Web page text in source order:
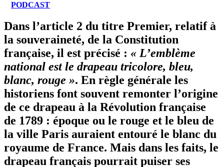
PODCAST
Dans l’article 2 du titre Premier, relatif à
la souveraineté, de la Constitution
française, il est précisé : « L’emblème
national est le drapeau tricolore, bleu,
blanc, rouge ». En règle générale les
historiens font souvent remonter l’origine
de ce drapeau à la Révolution française
de 1789 : époque ou le rouge et le bleu de
la ville Paris auraient entouré le blanc du
royaume de France. Mais dans les faits, le
drapeau français pourrait puiser ses